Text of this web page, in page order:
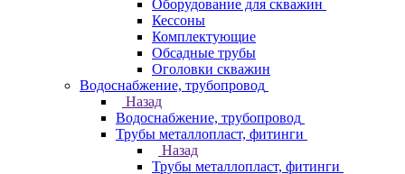
Оборудование для скважин
Кессоны
Комплектующие
Обсадные трубы
Оголовки скважин
Водоснабжение, трубопровод
Назад
Водоснабжение, трубопровод
Трубы металлопласт, фитинги
Назад
Трубы металлопласт, фитинги